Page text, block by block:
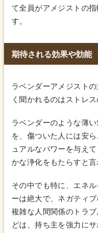
て全員がアメジストの
す。
期待される効果や効能
ラベンダーアメジスト
く聞かれるのはストレ
ラベンダーのような薄
を、傷ついた人には安
ュアルなパワーを与え
かな浄化をもたらすと
その中でも特に、エネ
ーは絶大で、ネガティ
複雑な人間関係のトラ
どは、持ち主を強力に